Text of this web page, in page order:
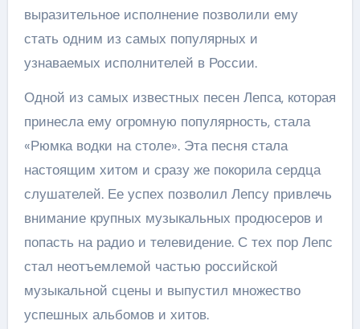
выразительное исполнение позволили ему
стать одним из самых популярных и
узнаваемых исполнителей в России.
Одной из самых известных песен Лепса, которая
принесла ему огромную популярность, стала
«Рюмка водки на столе». Эта песня стала
настоящим хитом и сразу же покорила сердца
слушателей. Ее успех позволил Лепсу привлечь
внимание крупных музыкальных продюсеров и
попасть на радио и телевидение. С тех пор Лепс
стал неотъемлемой частью российской
музыкальной сцены и выпустил множество
успешных альбомов и хитов.